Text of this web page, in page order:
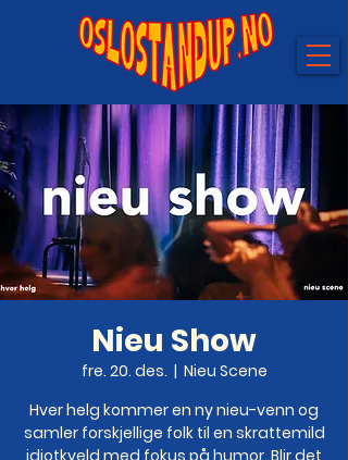
Nieu Show
fre. 20. des.
  |
Nieu Scene
Hver helg kommer en ny nieu-venn og
samler forskjellige folk til en skrattemild
idiotkveld med fokus på humor. Blir det